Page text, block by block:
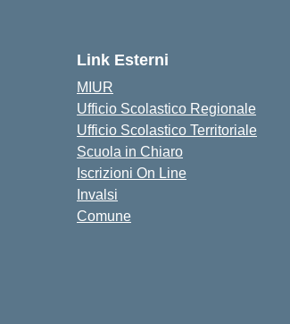
Link Esterni
MIUR
Ufficio Scolastico Regionale
Ufficio Scolastico Territoriale
Scuola in Chiaro
Iscrizioni On Line
Invalsi
Comune